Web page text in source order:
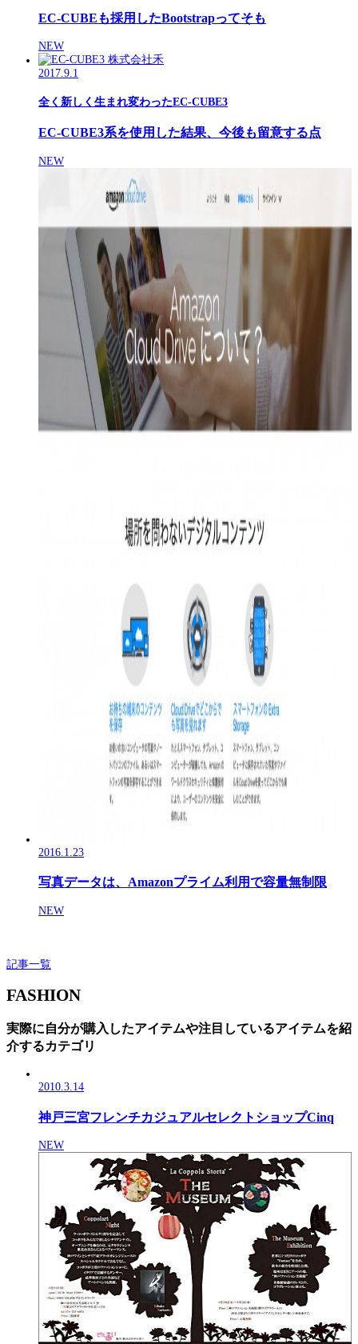
EC-CUBEも採用したBootstrapってそも
NEW
2017.9.1
全く新しく生まれ変わったEC-CUBE3
EC-CUBE3系を使用した結果、今後も留意する点
NEW
2016.1.23
写真データは、Amazonプライム利用で容量無制限
NEW
記事一覧
FASHION
実際に自分が購入したアイテムや注目しているアイテムを紹
介するカテゴリ
2010.3.14
神戸三宮フレンチカジュアルセレクトショップCinq
NEW